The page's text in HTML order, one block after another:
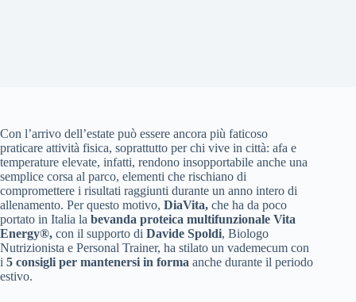
Con l’arrivo dell’estate può essere ancora più faticoso
praticare attività fisica, soprattutto per chi vive in città: afa e
temperature elevate, infatti, rendono insopportabile anche una
semplice corsa al parco, elementi che rischiano di
compromettere i risultati raggiunti durante un anno intero di
allenamento. Per questo motivo, DiaVita, che ha da poco
portato in Italia la bevanda proteica multifunzionale Vita
Energy®, con il supporto di Davide Spoldi, Biologo
Nutrizionista e Personal Trainer, ha stilato un vademecum con
i 5 consigli per mantenersi in forma anche durante il periodo
estivo.